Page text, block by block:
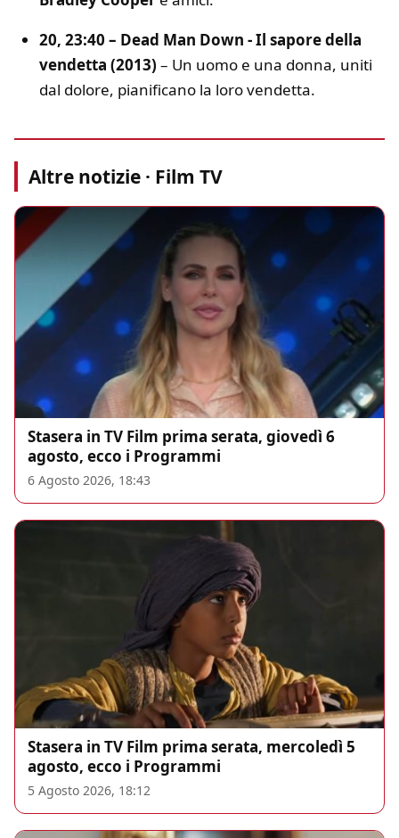
20, 23:40 – Dead Man Down - Il sapore della
vendetta (2013) – Un uomo e una donna, uniti
dal dolore, pianificano la loro vendetta.
Altre notizie · Film TV
Stasera in TV Film prima serata, giovedì 6
agosto, ecco i Programmi
6 Agosto 2026, 18:43
Stasera in TV Film prima serata, mercoledì 5
agosto, ecco i Programmi
5 Agosto 2026, 18:12